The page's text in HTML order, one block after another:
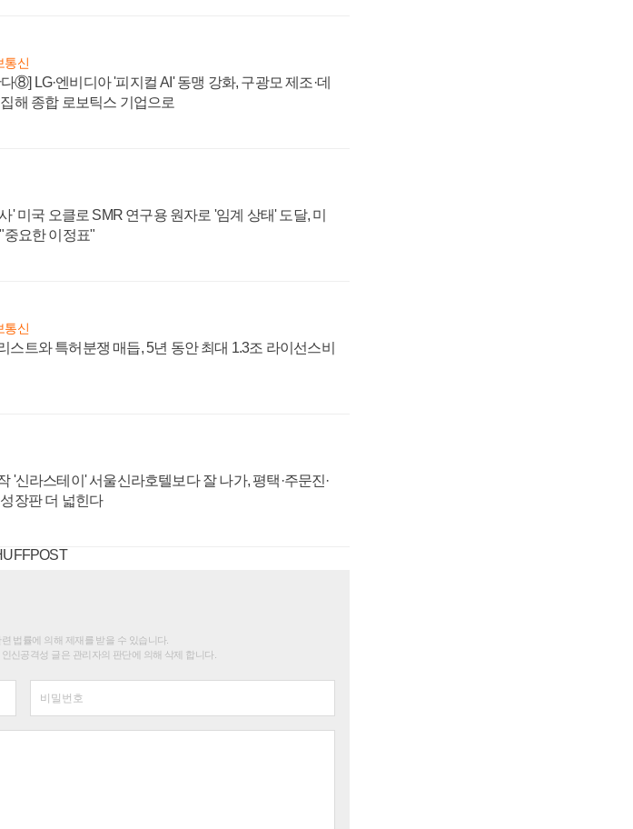
통신
⑧] LG·엔비디아 '피지컬 AI' 동맹 강화, 구광모 제조·데
해 종합 로보틱스 기업으로
' 미국 오클로 SMR 연구용 원자로 '임계 상태' 도달, 미
중요한 이정표"
통신
스트와 특허분쟁 매듭, 5년 동안 최대 1.3조 라이선스비
'신라스테이' 서울신라호텔보다 잘 나가, 평택·주문진·
장판 더 넓힌다
법률에 의해 제재를 받을 수 있습니다.
신공격성 글은 관리자의 판단에 의해 삭제 합니다.